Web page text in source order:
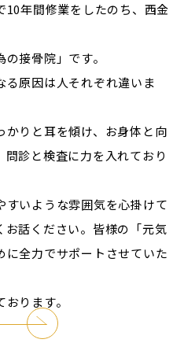
年間修業をしたのち、西金
接骨院」です。
原因は人それぞれ違いま
かりと耳を傾け、お身体と向
診と検査に力を入れており
いような雰囲気を心掛けて
お話ください。皆様の「元気
に全力でサポートさせていた
ります。